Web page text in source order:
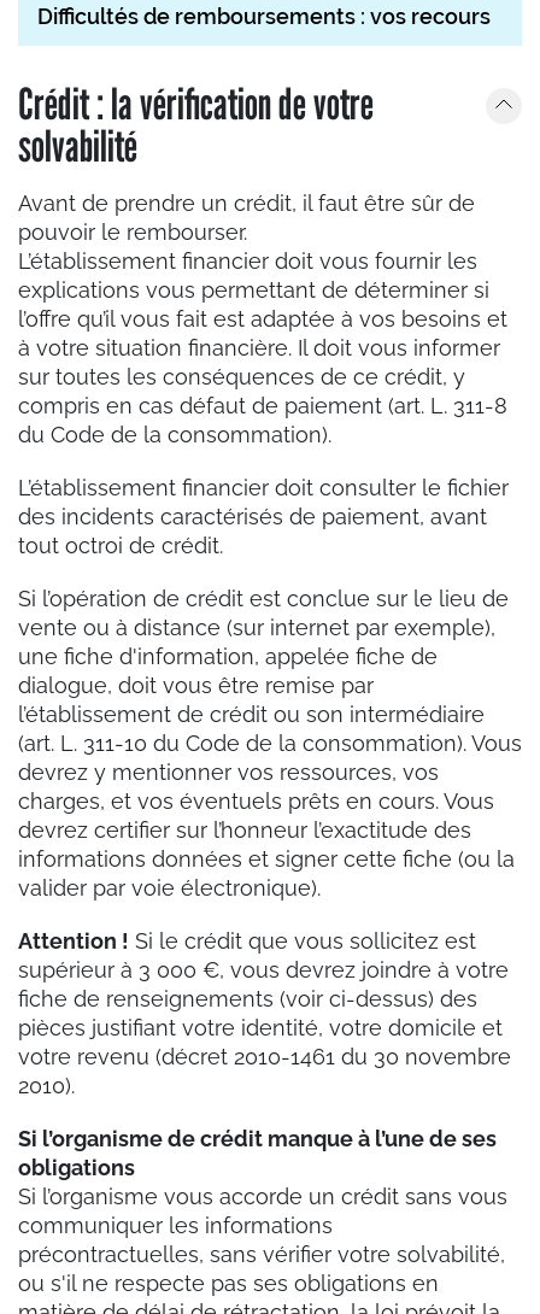
Difficultés de remboursements : vos recours
Crédit : la vérification de votre
solvabilité
Avant de prendre un crédit, il faut être sûr de
pouvoir le rembourser.
L’établissement financier doit vous fournir les
explications vous permettant de déterminer si
l’offre qu’il vous fait est adaptée à vos besoins et
à votre situation financière. Il doit vous informer
sur toutes les conséquences de ce crédit, y
compris en cas défaut de paiement (art. L. 311-8
du Code de la consommation).
L’établissement financier doit consulter le fichier
des incidents caractérisés de paiement, avant
tout octroi de crédit.
Si l’opération de crédit est conclue sur le lieu de
vente ou à distance (sur internet par exemple),
une fiche d'information, appelée fiche de
dialogue, doit vous être remise par
l’établissement de crédit ou son intermédiaire
(art. L. 311-10 du Code de la consommation). Vous
devrez y mentionner vos ressources, vos
charges, et vos éventuels prêts en cours. Vous
devrez certifier sur l’honneur l’exactitude des
informations données et signer cette fiche (ou la
valider par voie électronique).
Attention ! Si le crédit que vous sollicitez est
supérieur à 3 000 €, vous devrez joindre à votre
fiche de renseignements (voir ci-dessus) des
pièces justifiant votre identité, votre domicile et
votre revenu (décret 2010-1461 du 30 novembre
2010).
Si l’organisme de crédit manque à l’une de ses
obligations
Si l’organisme vous accorde un crédit sans vous
communiquer les informations
précontractuelles, sans vérifier votre solvabilité,
ou s'il ne respecte pas ses obligations en